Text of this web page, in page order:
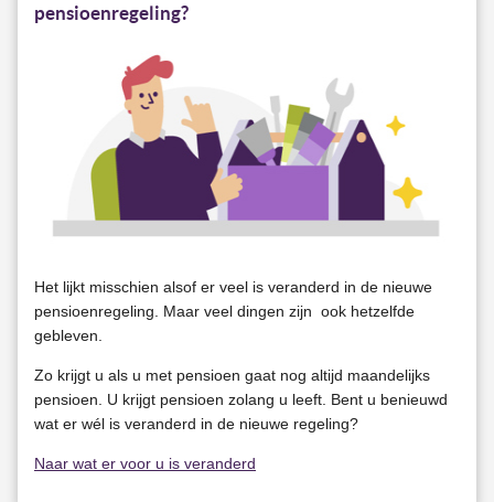
pensioenregeling?
Het lijkt misschien alsof er veel is veranderd in de nieuwe
pensioenregeling. Maar veel dingen zijn ook hetzelfde
gebleven.
Zo krijgt u als u met pensioen gaat nog altijd maandelijks
pensioen. U krijgt pensioen zolang u leeft. Bent u benieuwd
wat er wél is veranderd in de nieuwe regeling?
Naar wat er voor u is veranderd